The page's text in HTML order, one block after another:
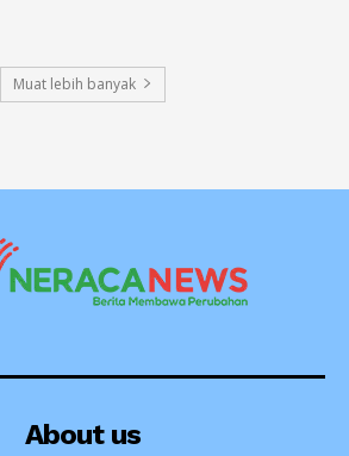
Muat lebih banyak
About us